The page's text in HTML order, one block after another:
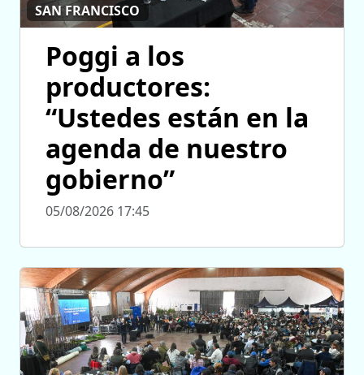
SAN FRANCISCO
Poggi a los
productores:
“Ustedes están en la
agenda de nuestro
gobierno”
05/08/2026 17:45